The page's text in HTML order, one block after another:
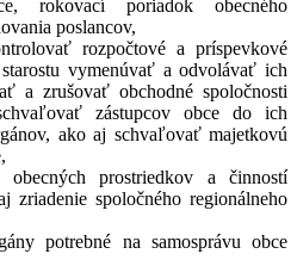
rokovací poriadok obecného
poslancov,
rozpočtové a príspevkové
vymenúvať a odvolávať ich
a zrušovať obchodné spoločnosti
zástupcov obce do ich
ako aj schvaľovať majetkovú
prostriedkov a činností
zriadenie spoločného regionálneho
potrebné na samosprávu obce